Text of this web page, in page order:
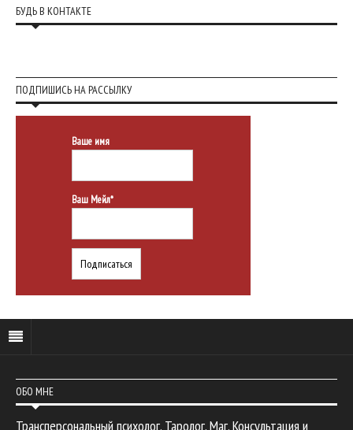
БУДЬ В КОНТАКТЕ
ПОДПИШИСЬ НА РАССЫЛКУ
Ваше имя
Ваш Мейл*
ОБО МНЕ
Трансперсональный психолог. Таролог. Маг. Консультация и